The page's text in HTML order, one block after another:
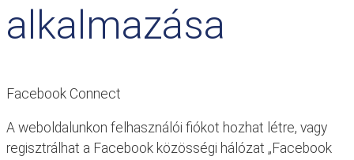
alkalmazása
Facebook Connect
A weboldalunkon felhasználói fiókot hozhat létre, vagy
regisztrálhat a Facebook közösségi hálózat „Facebook